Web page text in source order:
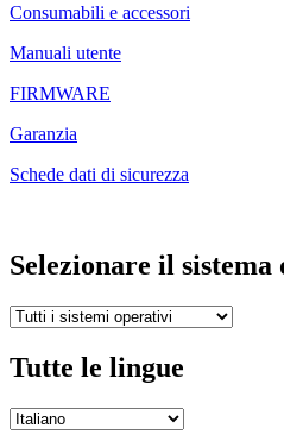
Consumabili e accessori
Manuali utente
FIRMWARE
Garanzia
Schede dati di sicurezza
Selezionare il sistema
Tutte le lingue